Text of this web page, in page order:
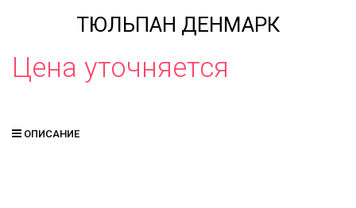
ТЮЛЬПАН ДЕНМАРК
Цена уточняется
ОПИСАНИЕ